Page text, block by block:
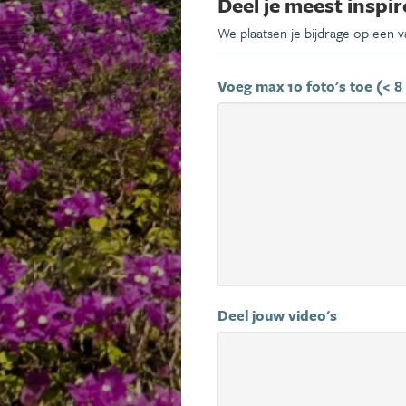
We plaatsen je bijdrage op een
Voeg max 10 foto's toe (<
Deel jouw video's